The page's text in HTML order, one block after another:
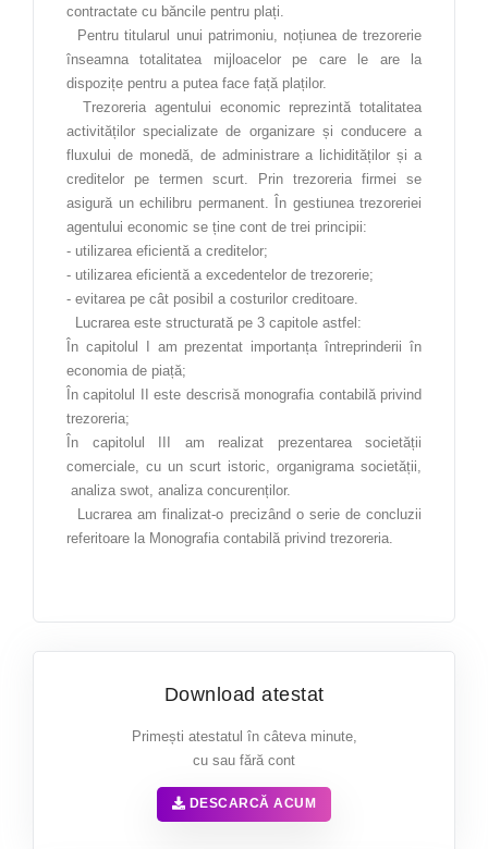
Muzică
Organizator banqueting
Pedagogie
Producție media
Studiul calității produselor și serviciilor
Teatru
Tehnici poligrafice
Tehnician Operator Tehnică de Calcul
Textile pielărie
Turism
PESTE
1000
contractate cu băncile pentru plați.
Pentru titularul unui patrimoniu, noțiunea de trezorerie
înseamna totalitatea mijloacelor pe care le are la
dispozițe pentru a putea face față plaților.
Trezoreria agentului economic reprezintă totalitatea
activităților specializate de organizare și conducere a
fluxului de monedă, de administrare a lichidităților și a
creditelor pe termen scurt. Prin trezoreria firmei se
asigură un echilibru permanent. În gestiunea trezoreriei
agentului economic se ține cont de trei principii:
- utilizarea eficientă a creditelor;
- utilizarea eficientă a excedentelor de trezorerie;
- evitarea pe cât posibil a costurilor creditoare.
Lucrarea este structurată pe 3 capitole astfel:
În capitolul I am prezentat importanța întreprinderii în
economia de piață;
În capitolul II este descrisă monografia contabilă privind
trezoreria;
În capitolul III am realizat prezentarea societății
comerciale, cu un scurt istoric, organigrama societății,
analiza swot, analiza concurenților.
Lucrarea am finalizat-o precizând o serie de concluzii
referitoare la Monografia contabilă privind trezoreria.
Download atestat
Primești atestatul în câteva minute,
cu sau fără cont
DESCARCĂ ACUM